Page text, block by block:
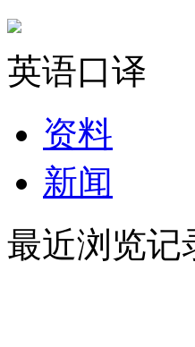
英语口译
资料
新闻
最近浏览记